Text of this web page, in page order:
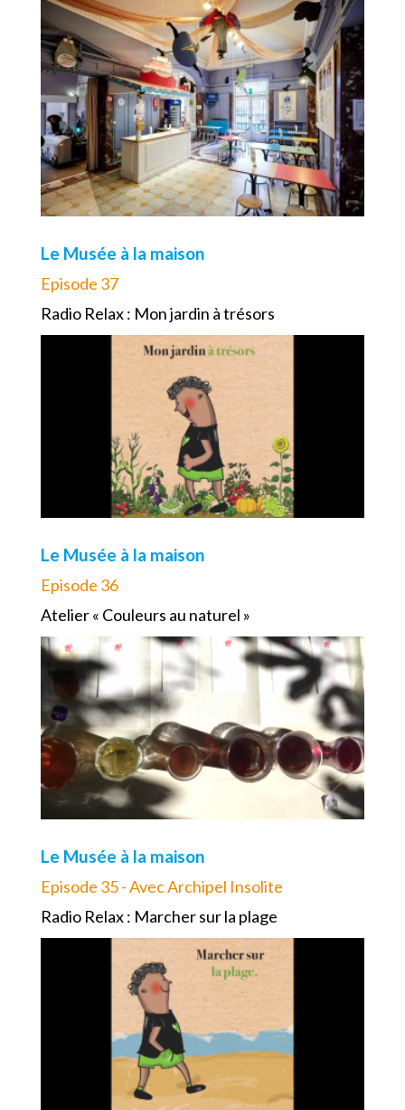
Le Musée à la maison
Episode 37
Radio Relax : Mon jardin à trésors
Le Musée à la maison
Episode 36
Atelier « Couleurs au naturel »
Le Musée à la maison
Episode 35 - Avec Archipel Insolite
Radio Relax : Marcher sur la plage